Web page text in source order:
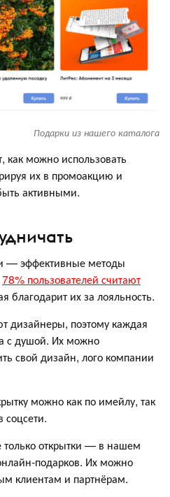
Подарки из нашего каталога
как можно использовать
их в промоакцию и
активными.
— эффективные методы
78% пользователей считают
благодарит их за лояльность.
дизайнеры, поэтому каждая
с душой. Их можно
свой дизайн, лого компании
можно как по имейлу, так
открытки — в нашем
подарков. Их можно
клиентам и партнёрам.